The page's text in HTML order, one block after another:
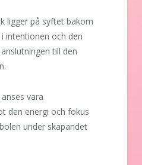
ligger på syftet bakom
intentionen och den
till den
vara
den energi och fokus
under skapandet